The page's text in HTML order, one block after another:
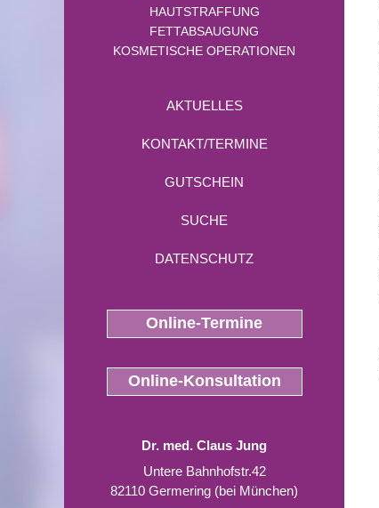
HAUTSTRAFFUNG
FETTABSAUGUNG
KOSMETISCHE OPERATIONEN
AKTUELLES
KONTAKT/TERMINE
GUTSCHEIN
SUCHE
DATENSCHUTZ
Online-Termine
Online-Konsultation
Dr. med. Claus Jung
Untere Bahnhofstr.42
82110 Germering (bei München)